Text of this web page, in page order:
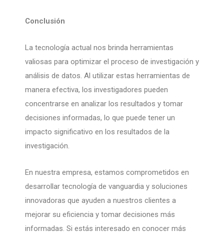
Conclusión
La tecnología actual nos brinda herramientas
valiosas para optimizar el proceso de investigación y
análisis de datos. Al utilizar estas herramientas de
manera efectiva, los investigadores pueden
concentrarse en analizar los resultados y tomar
decisiones informadas, lo que puede tener un
impacto significativo en los resultados de la
investigación.
En nuestra empresa, estamos comprometidos en
desarrollar tecnología de vanguardia y soluciones
innovadoras que ayuden a nuestros clientes a
mejorar su eficiencia y tomar decisiones más
informadas. Si estás interesado en conocer más